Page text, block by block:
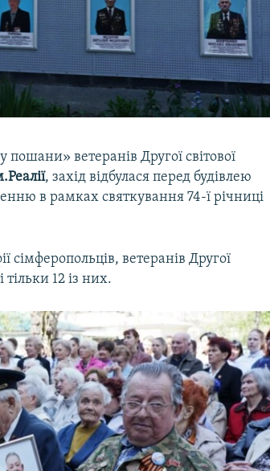
ветеранів Другої світової
, захід відбулася перед будівлею
в рамках святкування 74-ї річниці
ветеранів Другої
тільки 12 із них.